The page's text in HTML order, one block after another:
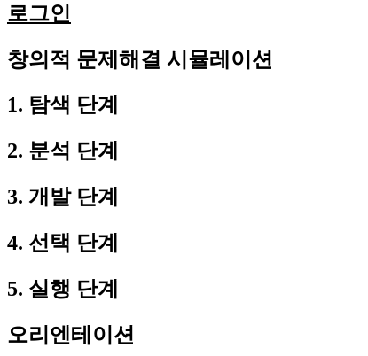
로그인
창의적 문제해결 시뮬레이션
1. 탐색 단계
2. 분석 단계
3. 개발 단계
4. 선택 단계
5. 실행 단계
오리엔테이션